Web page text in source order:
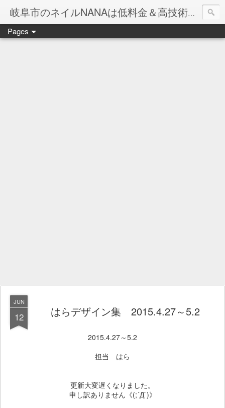
岐阜市のネイルNANAは低料金＆高技術のお店
ネイル岐阜市NANAです♪♪
Pages
JUN
12 はらデザイン集 2015.4.27～5.2
2015.4.27～5.2
担当 はら
更新大変遅くなりました。
申し訳ありません《(;´Д`)》